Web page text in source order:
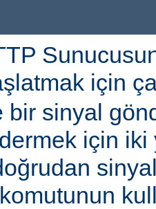
için
bir sinyal
için iki
komutunun